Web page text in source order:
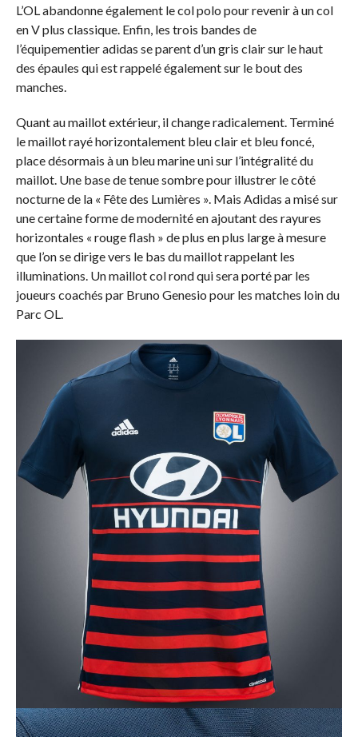
L’OL abandonne également le col polo pour revenir à un col
en V plus classique. Enfin, les trois bandes de
l’équipementier adidas se parent d’un gris clair sur le haut
des épaules qui est rappelé également sur le bout des
manches.
Quant au maillot extérieur, il change radicalement. Terminé
le maillot rayé horizontalement bleu clair et bleu foncé,
place désormais à un bleu marine uni sur l’intégralité du
maillot. Une base de tenue sombre pour illustrer le côté
nocturne de la « Fête des Lumières ». Mais Adidas a misé sur
une certaine forme de modernité en ajoutant des rayures
horizontales « rouge flash » de plus en plus large à mesure
que l’on se dirige vers le bas du maillot rappelant les
illuminations. Un maillot col rond qui sera porté par les
joueurs coachés par Bruno Genesio pour les matches loin du
Parc OL.